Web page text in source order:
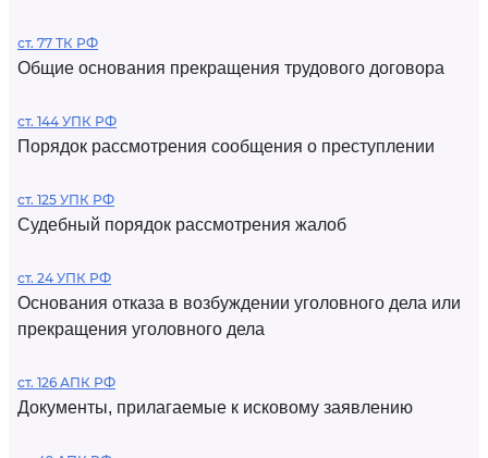
ст. 77 ТК РФ
Общие основания прекращения трудового договора
ст. 144 УПК РФ
Порядок рассмотрения сообщения о преступлении
ст. 125 УПК РФ
Судебный порядок рассмотрения жалоб
ст. 24 УПК РФ
Основания отказа в возбуждении уголовного дела или
прекращения уголовного дела
ст. 126 АПК РФ
Документы, прилагаемые к исковому заявлению